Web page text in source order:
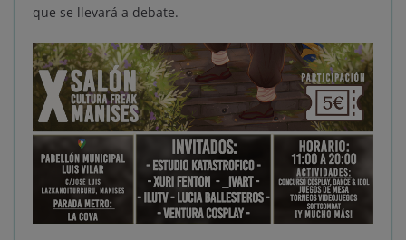
que se llevará a debate.